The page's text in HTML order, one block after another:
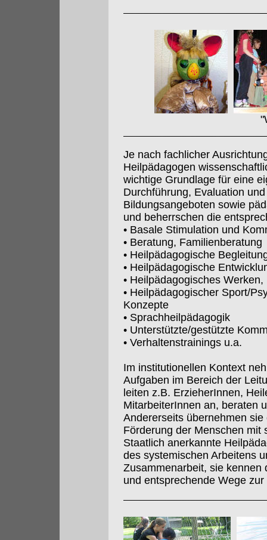
"Wo die
Je nach fachlicher
Heilpädagogen
wichtige Grundlage für eine
Durchführung, Evaluation
Bildungsangeboten sowie
und beherrschen die
• Basale Stimulation und
• Beratung, Familienberatung
• Heilpädagogische
• Heilpädagogische
• Heilpädagogisches
• Heilpädagogischer Sport/
Konzepte
• Sprachheilpädagogik
• Unterstützte/gestützte
• Verhaltenstrainings u.a.
Im institutionellen Kontext
Aufgaben im Bereich der
leiten z.B. ErzieherInnen,
MitarbeiterInnen an, beraten
Andererseits übernehmen
Förderung der Menschen mit
Staatlich anerkannte
des systemischen Arbeitens
Zusammenarbeit, sie kennen
und entsprechende Wege